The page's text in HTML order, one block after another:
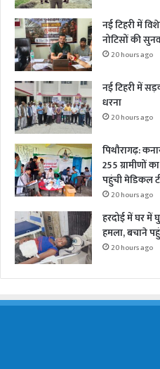
नई टिहरी में
नोटिसों की
20 hours ago
नई टिहरी में
धरना
20 hours ago
पिथौरागढ़:
255 ग्रामीणों
पहुंची मेडिकल
20 hours ago
हरदोई में घर में
हमला, बचाने
20 hours ago